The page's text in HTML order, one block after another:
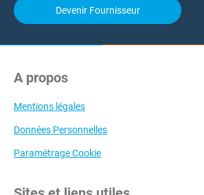
Devenir Fournisseur
A propos
Mentions légales
Données Personnelles
Paramétrage Cookie